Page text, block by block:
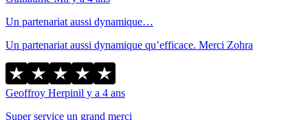
Un partenariat aussi dynamique…
Un partenariat aussi dynamique qu’efficace. Merci Zohra
Geoffroy Herpinil y a 4 ans
Super service un grand merci